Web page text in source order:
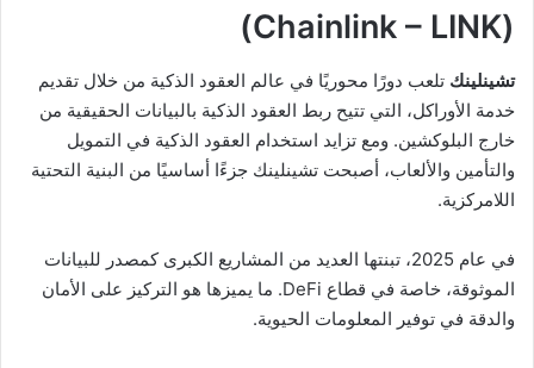
(Chainlink – LINK)
تشينلينك تلعب دورًا محوريًا في عالم العقود الذكية من خلال تقديم
خدمة الأوراكل، التي تتيح ربط العقود الذكية بالبيانات الحقيقية من
خارج البلوكشين. ومع تزايد استخدام العقود الذكية في التمويل
والتأمين والألعاب، أصبحت تشينلينك جزءًا أساسيًا من البنية التحتية
اللامركزية.
في عام 2025، تبنتها العديد من المشاريع الكبرى كمصدر للبيانات
الموثوقة، خاصة في قطاع DeFi. ما يميزها هو التركيز على الأمان
والدقة في توفير المعلومات الحيوية.